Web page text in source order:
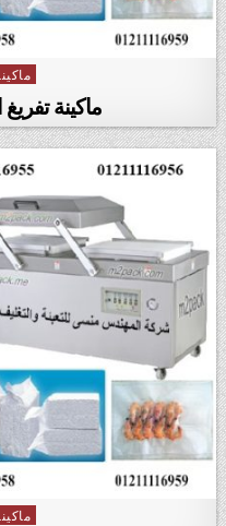
in
ماكينة
in